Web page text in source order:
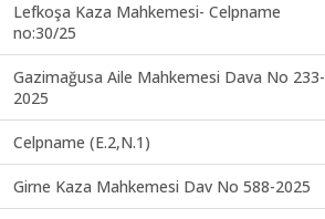
Lefkoşa Kaza Mahkemesi- Celpname
no:30/25
Gazimağusa Aile Mahkemesi Dava No 233-
2025
Celpname (E.2,N.1)
Girne Kaza Mahkemesi Dav No 588-2025